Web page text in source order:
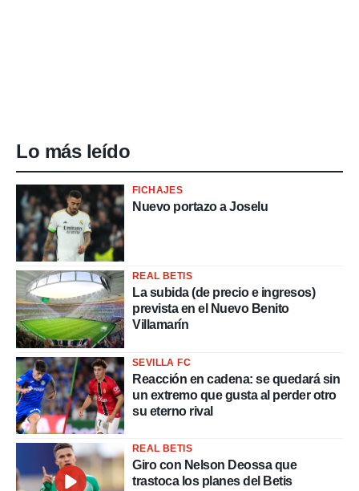
Lo más leído
FICHAJES
Nuevo portazo a Joselu
REAL BETIS
La subida (de precio e ingresos)
prevista en el Nuevo Benito
Villamarín
SEVILLA FC
Reacción en cadena: se quedará sin
un extremo que gusta al perder otro
su eterno rival
REAL BETIS
Giro con Nelson Deossa que
trastoca los planes del Betis